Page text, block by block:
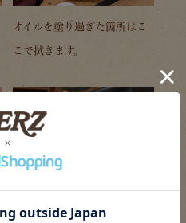
オイルを塗り過ぎた箇所はこ
こで拭きます。
あえて艶を出したい箇所は更